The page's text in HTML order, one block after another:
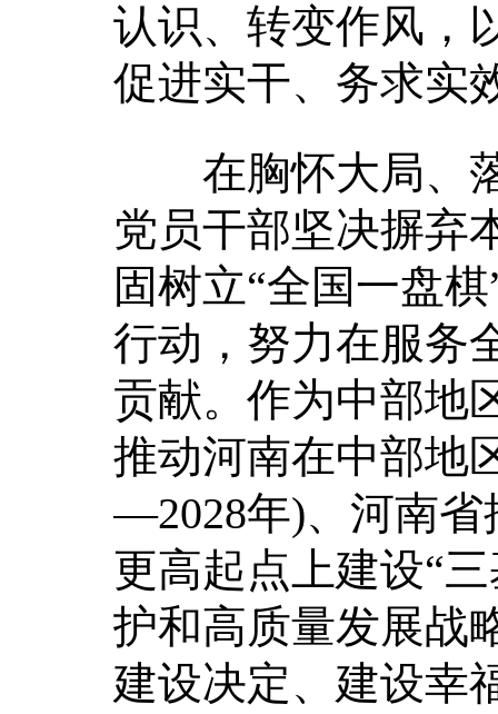
认识、转变作风，
促进实干、务求实
在胸怀大局、落
党员干部坚决摒弃
固树立“全国一盘
行动，努力在服务
贡献。作为中部地
推动河南在中部地
—2028年)、河南省
更高起点上建设“
护和高质量发展战
建设决定、建设幸